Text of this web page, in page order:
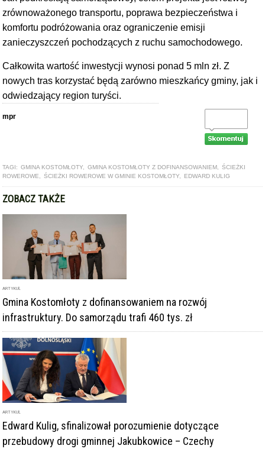
zrównoważonego transportu, poprawa bezpieczeństwa i
komfortu podróżowania oraz ograniczenie emisji
zanieczyszczeń pochodzących z ruchu samochodowego.
Całkowita wartość inwestycji wynosi ponad 5 mln zł. Z
nowych tras korzystać będą zarówno mieszkańcy gminy, jak i
odwiedzający region turyści.
mpr
TAGI: GMINA KOSTOMŁOTY GMINA KOSTOMŁOTY Z DOFINANSOWANIEM
ŚCIEŻKI
ROWEROWE
ŚCIEŻKI ROWEROWE W GMINIE KOSTOMŁOTY EDWARD KULIG
ZOBACZ TAKŻE
ARTYKUŁ
Gmina Kostomłoty z dofinansowaniem na rozwój
infrastruktury. Do samorządu trafi 460 tys. zł
ARTYKUŁ
Edward Kulig, sfinalizował porozumienie dotyczące
przebudowy drogi gminnej Jakubkowice – Czechy